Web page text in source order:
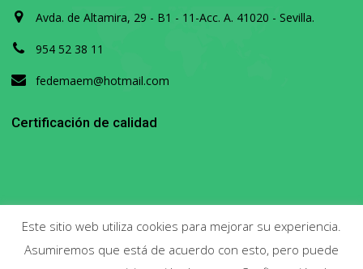
Avda. de Altamira, 29 - B1 - 11-Acc. A. 41020 - Sevilla.
954 52 38 11
fedemaem@hotmail.com
Certificación de calidad
Copyright 2020. Todos los derechos reservados.
Este sitio web utiliza cookies para mejorar su experiencia.
Asumiremos que está de acuerdo con esto, pero puede